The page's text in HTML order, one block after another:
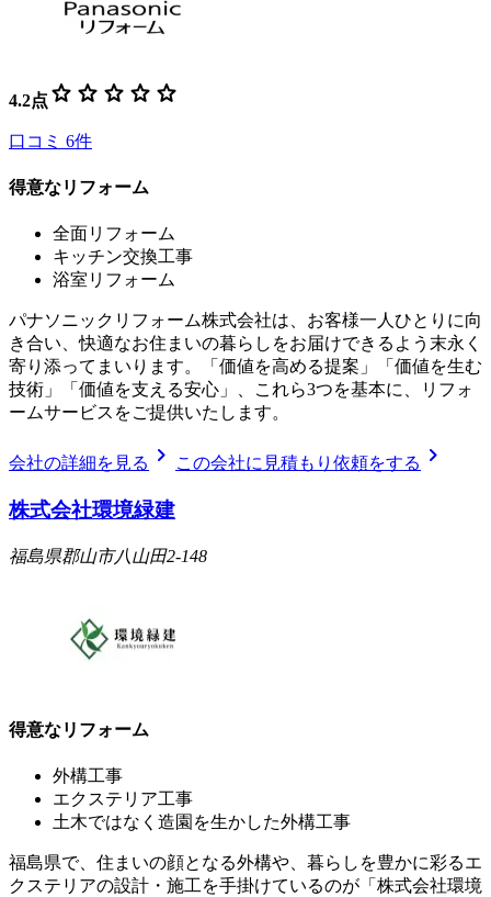
4.2点 star star star star star
口コミ 6件
得意なリフォーム
全面リフォーム
キッチン交換工事
浴室リフォーム
パナソニックリフォーム株式会社は、お客様一人ひとりに向
き合い、快適なお住まいの暮らしをお届けできるよう末永く
寄り添ってまいります。「価値を高める提案」「価値を生む
技術」「価値を支える安心」、これら3つを基本に、リフォ
ームサービスをご提供いたします。
会社の詳細を見る chevron_right この会社に見積もり依頼をする chevron_right
株式会社環境緑建
福島県郡山市八山田2-148
得意なリフォーム
外構工事
エクステリア工事
土木ではなく造園を生かした外構工事
福島県で、住まいの顔となる外構や、暮らしを豊かに彩るエ
クステリアの設計・施工を手掛けているのが「株式会社環境